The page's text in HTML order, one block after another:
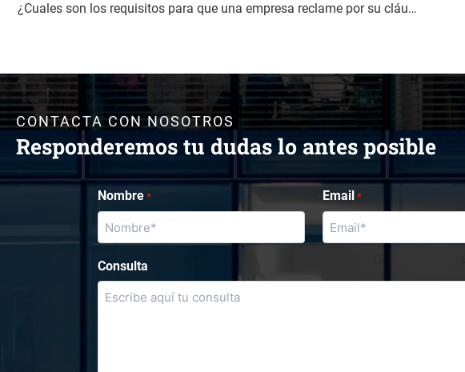
¿Cuales son los requisitos para que una empresa reclame por su cláusula suelo?
CONTACTA CON NOSOTROS
Responderemos tu dudas lo antes posible
Nombre * Email *
Consulta